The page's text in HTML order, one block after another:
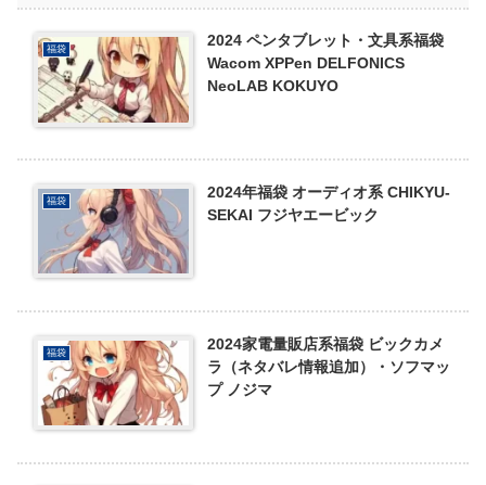
福袋
2024 ペンタブレット・文具系福袋
Wacom XPPen DELFONICS
NeoLAB KOKUYO
福袋
2024年福袋 オーディオ系 CHIKYU-
SEKAI フジヤエービック
福袋
2024家電量販店系福袋 ビックカメ
ラ（ネタバレ情報追加）・ソフマッ
プ ノジマ